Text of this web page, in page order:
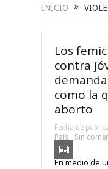
INICIO
Los
contra
como la
aborto
Fecha de
País
Sin
En medio de